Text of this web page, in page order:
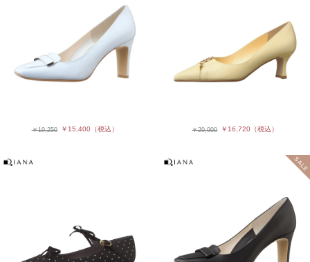
￥19,250 ￥15,400（税込） ￥20,900 ￥16,720 （税込）